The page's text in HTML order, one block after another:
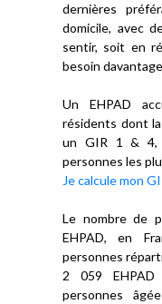
dernières
domicile, avec
sentir, soit en
besoin
Un EHPAD
résidents dont
un GIR 1 & 4,
personnes les
Je calcule mon
Le nombre de
EHPAD, en
personnes
2 059 EHPAD
personnes